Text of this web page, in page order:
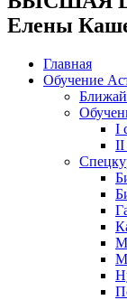
Елены
Главная
Обучение
I
II